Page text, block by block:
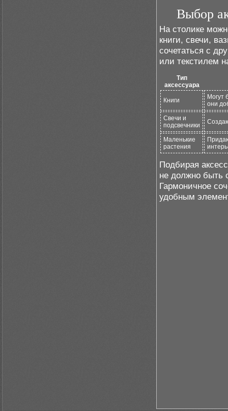
Выбор
На столике
книги, свечи,
сочетаться с
или текстилем
Тип
аксессуара
Книги
Могут
они
Свечи и
подсвечники
Маленькие
растения
Подбирая
не должно быть
Гармоничное
удобным